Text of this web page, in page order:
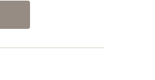
de detergentes sin